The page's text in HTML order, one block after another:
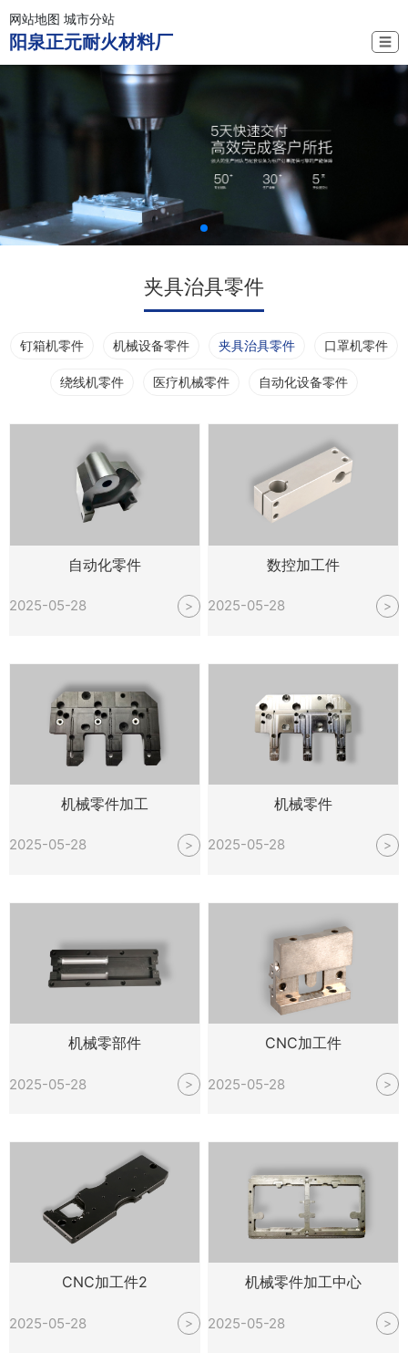
网站地图 城市分站
阳泉正元耐火材料厂 ☰
夹具治具零件
钉箱机零件 机械设备零件 夹具治具零件 口罩机零件
绕线机零件 医疗机械零件 自动化设备零件
自动化零件
2025-05-28 >
数控加工件
2025-05-28 >
机械零件加工
2025-05-28 >
机械零件
2025-05-28 >
机械零部件
2025-05-28 >
CNC加工件
2025-05-28 >
CNC加工件2
2025-05-28 >
机械零件加工中心
2025-05-28 >